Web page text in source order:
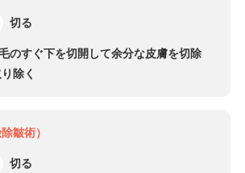
切る
のすぐ下を切開して余分な皮膚を切除
除く
皺術）
切る